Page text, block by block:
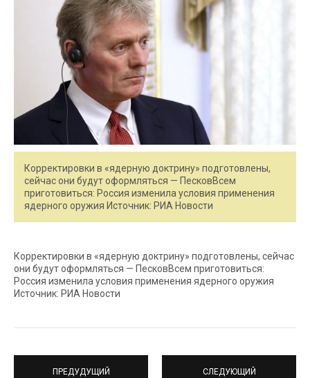
Корректировки в «ядерную доктрину» подготовлены,
сейчас они будут оформляться — ПесковВсем
приготовиться: Россия изменила условия применения
ядерного оружия Источник: РИА Новости
Корректировки в «ядерную доктрину» подготовлены, сейчас
они будут оформляться — ПесковВсем приготовиться:
Россия изменила условия применения ядерного оружия
Источник: РИА Новости
ПРЕДУДУЩИЙ СЛЕДУЮЩИЙ